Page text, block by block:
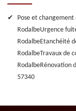
Pose et
RodalbeUrgence
RodalbeEtanchéité
RodalbeTravaux de
RodalbeRénovation
57340